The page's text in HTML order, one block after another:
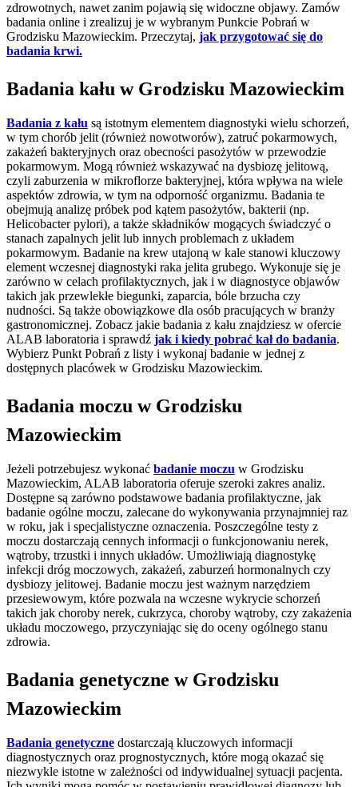
zdrowotnych, nawet zanim pojawią się widoczne objawy. Zamów
badania online i zrealizuj je w wybranym Punkcie Pobrań w
Grodzisku Mazowieckim. Przeczytaj, jak przygotować się do
badania krwi.
Badania kału w Grodzisku Mazowieckim
Badania z kału są istotnym elementem diagnostyki wielu schorzeń,
w tym chorób jelit (również nowotworów), zatruć pokarmowych,
zakażeń bakteryjnych oraz obecności pasożytów w przewodzie
pokarmowym. Mogą również wskazywać na dysbiozę jelitową,
czyli zaburzenia w mikroflorze bakteryjnej, która wpływa na wiele
aspektów zdrowia, w tym na odporność organizmu. Badania te
obejmują analizę próbek pod kątem pasożytów, bakterii (np.
Helicobacter pylori), a także składników mogących świadczyć o
stanach zapalnych jelit lub innych problemach z układem
pokarmowym. Badanie na krew utajoną w kale stanowi kluczowy
element wczesnej diagnostyki raka jelita grubego. Wykonuje się je
zarówno w celach profilaktycznych, jak i w diagnostyce objawów
takich jak przewlekłe biegunki, zaparcia, bóle brzucha czy
nudności. Są także obowiązkowe dla osób pracujących w branży
gastronomicznej. Zobacz jakie badania z kału znajdziesz w ofercie
ALAB laboratoria i sprawdź jak i kiedy pobrać kał do badania.
Wybierz Punkt Pobrań z listy i wykonaj badanie w jednej z
dostępnych placówek w Grodzisku Mazowieckim.
Badania moczu w Grodzisku
Mazowieckim
Jeżeli potrzebujesz wykonać badanie moczu w Grodzisku
Mazowieckim, ALAB laboratoria oferuje szeroki zakres analiz.
Dostępne są zarówno podstawowe badania profilaktyczne, jak
badanie ogólne moczu, zalecane do wykonywania przynajmniej raz
w roku, jak i specjalistyczne oznaczenia. Poszczególne testy z
moczu dostarczają cennych informacji o funkcjonowaniu nerek,
wątroby, trzustki i innych układów. Umożliwiają diagnostykę
infekcji dróg moczowych, zakażeń, zaburzeń hormonalnych czy
dysbiozy jelitowej. Badanie moczu jest ważnym narzędziem
przesiewowym, które pozwala na wczesne wykrycie schorzeń
takich jak choroby nerek, cukrzyca, choroby wątroby, czy zakażenia
układu moczowego, przyczyniając się do oceny ogólnego stanu
zdrowia.
Badania genetyczne w Grodzisku
Mazowieckim
Badania genetyczne dostarczają kluczowych informacji
diagnostycznych oraz prognostycznych, które mogą okazać się
niezwykle istotne w zależności od indywidualnej sytuacji pacjenta.